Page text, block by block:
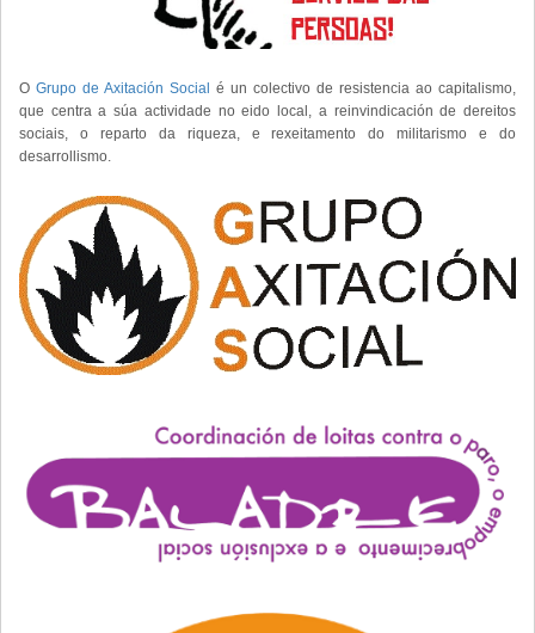
O Grupo de Axitación Social é un colectivo de resistencia ao capitalismo,
que centra a súa actividade no eido local, a reinvindicación de dereitos
sociais, o reparto da riqueza, e rexeitamento do militarismo e do
desarrollismo.